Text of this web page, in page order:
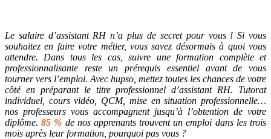
Le salaire d’assistant RH n’a plus de secret pour vous ! Si vous
souhaitez en faire votre métier, vous savez désormais à quoi vous
attendre. Dans tous les cas, suivre une formation complète et
professionnalisante reste un prérequis essentiel avant de vous
tourner vers l’emploi. Avec hupso, mettez toutes les chances de votre
côté en préparant le titre professionnel d’assistant RH. Tutorat
individuel, cours vidéo, QCM, mise en situation professionnelle…
nos professeurs vous accompagnent jusqu’à l’obtention de votre
diplôme.85 % de nos apprenants trouvent un emploi dans les trois
mois après leur formation, pourquoi pas vous ?